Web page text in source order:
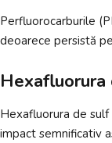
Perfluorocarburile
deoarece persistă
Hexafluorura de
impact semnificativ